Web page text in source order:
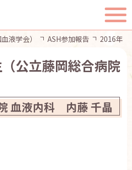
液学会） ASH参加報告 2016年
公立藤岡総合病院
血液内科 内藤 千晶